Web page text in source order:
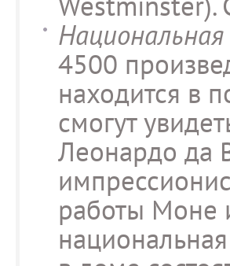
Национальная
4500
находится в
смогут
Леонардо да
работы Моне